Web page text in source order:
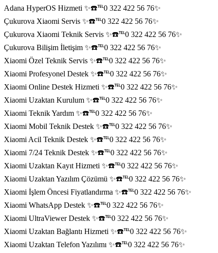
Adana HyperOS Hizmeti ✨☎️℡0 322 422 56 76✨
Çukurova Xiaomi Servis ✨☎️℡0 322 422 56 76✨
Çukurova Xiaomi Teknik Servis ✨☎️℡0 322 422 56 76✨
Çukurova Bilişim İletişim ✨☎️℡0 322 422 56 76✨
Xiaomi Özel Teknik Servis ✨☎️℡0 322 422 56 76✨
Xiaomi Profesyonel Destek ✨☎️℡0 322 422 56 76✨
Xiaomi Online Destek Hizmeti ✨☎️℡0 322 422 56 76✨
Xiaomi Uzaktan Kurulum ✨☎️℡0 322 422 56 76✨
Xiaomi Teknik Yardım ✨☎️℡0 322 422 56 76✨
Xiaomi Mobil Teknik Destek ✨☎️℡0 322 422 56 76✨
Xiaomi Acil Teknik Destek ✨☎️℡0 322 422 56 76✨
Xiaomi 7/24 Teknik Destek ✨☎️℡0 322 422 56 76✨
Xiaomi Uzaktan Kayıt Hizmeti ✨☎️℡0 322 422 56 76✨
Xiaomi Uzaktan Yazılım Çözümü ✨☎️℡0 322 422 56 76✨
Xiaomi İşlem Öncesi Fiyatlandırma ✨☎️℡0 322 422 56 76✨
Xiaomi WhatsApp Destek ✨☎️℡0 322 422 56 76✨
Xiaomi UltraViewer Destek ✨☎️℡0 322 422 56 76✨
Xiaomi Uzaktan Bağlantı Hizmeti ✨☎️℡0 322 422 56 76✨
Xiaomi Uzaktan Telefon Yazılımı ✨☎️℡0 322 422 56 76✨